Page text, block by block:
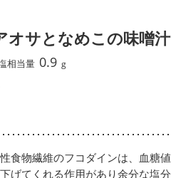
オサとなめこの味噌汁
相当量 0.9 g
食物繊維のフコダインは、血糖値
げてくれる作用があり余分な塩分